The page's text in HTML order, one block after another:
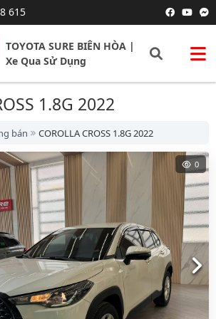
615
TOYOTA SURE BIÊN HÒA |
Xe Qua Sử Dụng
1.8G 2022
bán COROLLA CROSS 1.8G 2022
0